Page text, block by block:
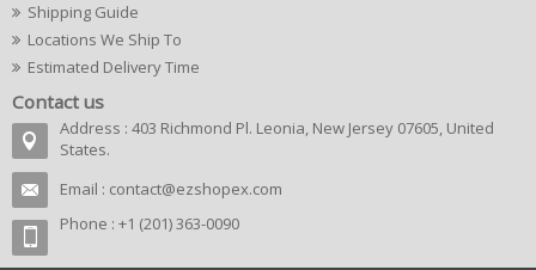
Shipping Guide
Locations We Ship To
Estimated Delivery Time
Contact us
Address : 403 Richmond Pl. Leonia, New Jersey 07605, United
States.
Email : contact@ezshopex.com
Phone : +1 (201) 363-0090